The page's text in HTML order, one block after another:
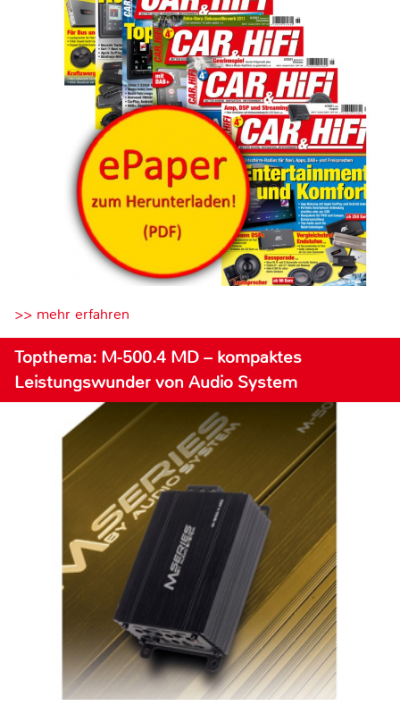
>> mehr erfahren
Topthema: M-500.4 MD – kompaktes
Leistungswunder von Audio System